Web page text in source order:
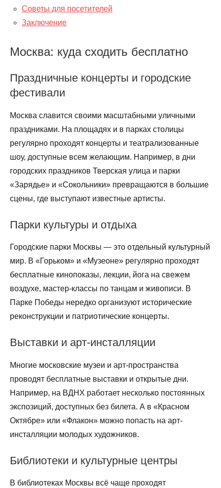
Советы для посетителей
Заключение
Москва: куда сходить бесплатно
Праздничные концерты и городские
фестивали
Москва славится своими масштабными уличными
праздниками. На площадях и в парках столицы
регулярно проходят концерты и театрализованные
шоу, доступные всем желающим. Например, в дни
городских праздников Тверская улица и парки
«Зарядье» и «Сокольники» превращаются в большие
сцены, где выступают известные артисты.
Парки культуры и отдыха
Городские парки Москвы — это отдельный культурный
мир. В «Горьком» и «Музеоне» регулярно проходят
бесплатные кинопоказы, лекции, йога на свежем
воздухе, мастер-классы по танцам и живописи. В
Парке Победы нередко организуют исторические
реконструкции и патриотические концерты.
Выставки и арт-инсталляции
Многие московские музеи и арт-пространства
проводят бесплатные выставки и открытые дни.
Например, на ВДНХ работает несколько постоянных
экспозиций, доступных без билета. А в «Красном
Октябре» или «Флакон» можно попасть на арт-
инсталляции молодых художников.
Библиотеки и культурные центры
В библиотеках Москвы всё чаще проходят